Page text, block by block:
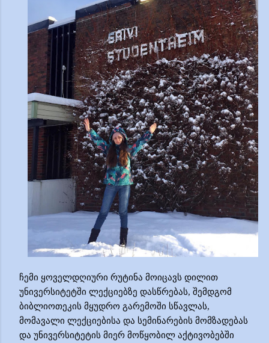
ჩემი ყოველდღიური რუტინა მოიცავს დილით
უნივერსიტეტში ლექციებზე დასწრებას, შემდგომ
ბიბლიოთეკის მყუდრო გარემოში სწავლას,
მომავალი ლექციებისა და სემინარების მომზადებას
და უნივერსიტეტის მიერ მოწყობილ აქტივობებში